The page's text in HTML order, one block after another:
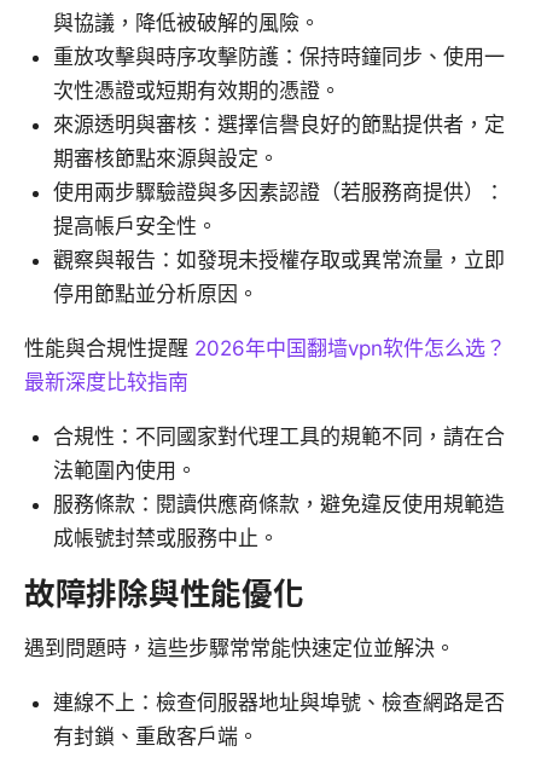
與協議，降低被破解的風險。
重放攻擊與時序攻擊防護：保持時鐘同步、使用一
次性憑證或短期有效期的憑證。
來源透明與審核：選擇信譽良好的節點提供者，定
期審核節點來源與設定。
使用兩步驟驗證與多因素認證（若服務商提供）：
提高帳戶安全性。
觀察與報告：如發現未授權存取或異常流量，立即
停用節點並分析原因。
性能與合規性提醒 2026年中国翻墙vpn软件怎么选？
最新深度比较指南
合規性：不同國家對代理工具的規範不同，請在合
法範圍內使用。
服務條款：閱讀供應商條款，避免違反使用規範造
成帳號封禁或服務中止。
故障排除與性能優化
遇到問題時，這些步驟常常能快速定位並解決。
連線不上：檢查伺服器地址與埠號、檢查網路是否
有封鎖、重啟客戶端。